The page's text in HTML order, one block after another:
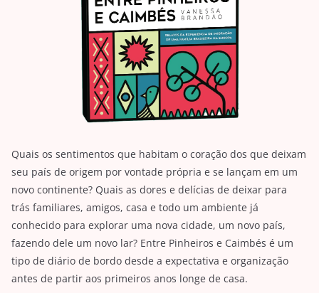
Quais os sentimentos que habitam o coração dos que deixam
seu país de origem por vontade própria e se lançam em um
novo continente? Quais as dores e delícias de deixar para
trás familiares, amigos, casa e todo um ambiente já
conhecido para explorar uma nova cidade, um novo país,
fazendo dele um novo lar? Entre Pinheiros e Caimbés é um
tipo de diário de bordo desde a expectativa e organização
antes de partir aos primeiros anos longe de casa.